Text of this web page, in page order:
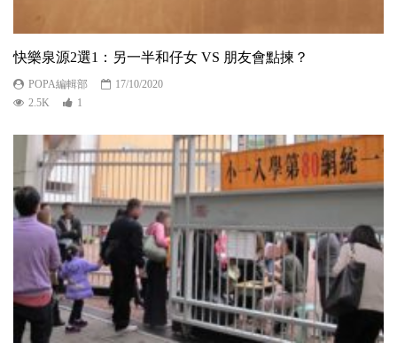
快樂泉源2選1：另一半和仔女 VS 朋友會點揀？
POPA編輯部
17/10/2020
2.5K
1